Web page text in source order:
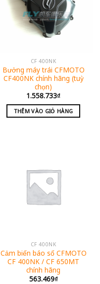
CF 400NK
Bưởng máy trái CFMOTO
CF400NK chính hãng (tuỳ
chọn)
1.558.733₫
THÊM VÀO GIỎ HÀNG
CF 400NK
Cảm biến báo số CFMOTO
CF 400NK / CF 650MT
chính hãng
563.469₫